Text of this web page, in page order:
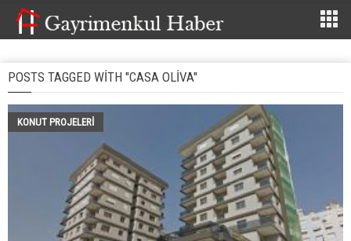
POSTS TAGGED WITH "CASA OLIVA"
KONUT PROJELERI